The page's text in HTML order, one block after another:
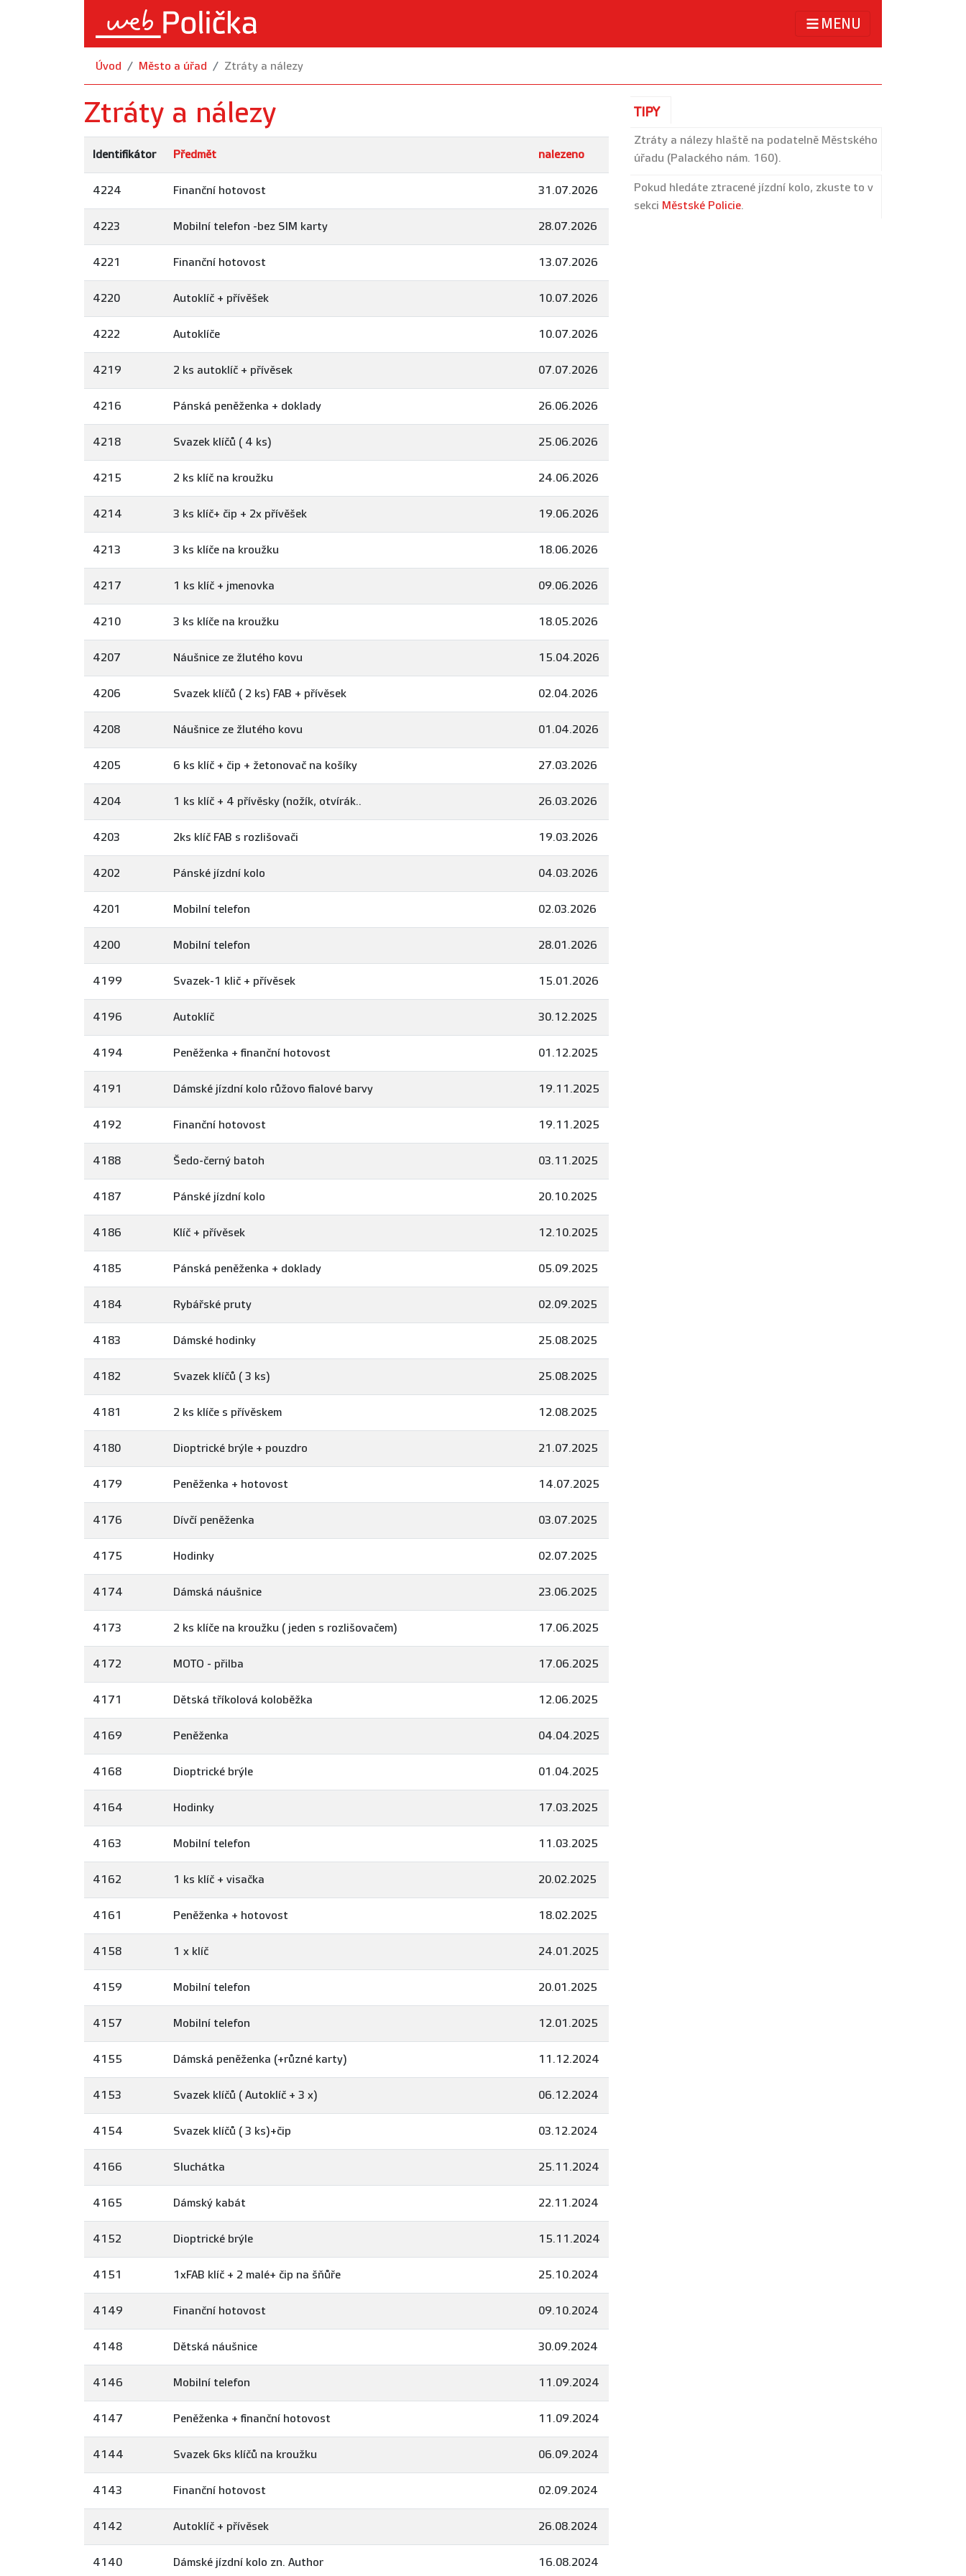
MENU
Úvod Město a úřad Ztráty a nálezy
Ztráty a nálezy
Identifikátor Předmět nalezeno
4224 Finanční hotovost 31.07.2026
4223 Mobilní telefon -bez SIM karty 28.07.2026
4221 Finanční hotovost 13.07.2026
4220 Autoklíč + přívěšek 10.07.2026
4222 Autoklíče 10.07.2026
4219 2 ks autoklíč + přívěsek 07.07.2026
4216 Pánská peněženka + doklady 26.06.2026
4218 Svazek klíčů ( 4 ks) 25.06.2026
4215 2 ks klíč na kroužku 24.06.2026
4214 3 ks klíč+ čip + 2x přívěšek 19.06.2026
4213 3 ks klíče na kroužku 18.06.2026
4217 1 ks klíč + jmenovka 09.06.2026
4210 3 ks klíče na kroužku 18.05.2026
4207 Náušnice ze žlutého kovu 15.04.2026
4206 Svazek klíčů ( 2 ks) FAB + přívěsek 02.04.2026
4208 Náušnice ze žlutého kovu 01.04.2026
4205 6 ks klíč + čip + žetonovač na košíky 27.03.2026
4204 1 ks klíč + 4 přívěsky (nožík, otvírák.. 26.03.2026
4203 2ks klíč FAB s rozlišovači 19.03.2026
4202 Pánské jízdní kolo 04.03.2026
4201 Mobilní telefon 02.03.2026
4200 Mobilní telefon 28.01.2026
4199 Svazek-1 klič + přívěsek 15.01.2026
4196 Autoklíč 30.12.2025
4194 Peněženka + finanční hotovost 01.12.2025
4191 Dámské jízdní kolo růžovo fialové barvy 19.11.2025
4192 Finanční hotovost 19.11.2025
4188 Šedo-černý batoh 03.11.2025
4187 Pánské jízdní kolo 20.10.2025
4186 Klíč + přívěsek 12.10.2025
4185 Pánská peněženka + doklady 05.09.2025
4184 Rybářské pruty 02.09.2025
4183 Dámské hodinky 25.08.2025
4182 Svazek klíčů ( 3 ks) 25.08.2025
4181 2 ks klíče s přívěskem 12.08.2025
4180 Dioptrické brýle + pouzdro 21.07.2025
4179 Peněženka + hotovost 14.07.2025
4176 Dívčí peněženka 03.07.2025
4175 Hodinky 02.07.2025
4174 Dámská náušnice 23.06.2025
4173 2 ks klíče na kroužku ( jeden s rozlišovačem) 17.06.2025
4172 MOTO - přilba 17.06.2025
4171 Dětská tříkolová koloběžka 12.06.2025
4169 Peněženka 04.04.2025
4168 Dioptrické brýle 01.04.2025
4164 Hodinky 17.03.2025
4163 Mobilní telefon 11.03.2025
4162 1 ks klíč + visačka 20.02.2025
4161 Peněženka + hotovost 18.02.2025
4158 1 x klíč 24.01.2025
4159 Mobilní telefon 20.01.2025
4157 Mobilní telefon 12.01.2025
4155 Dámská peněženka (+různé karty) 11.12.2024
4153 Svazek klíčů ( Autoklíč + 3 x) 06.12.2024
4154 Svazek klíčů ( 3 ks)+čip 03.12.2024
4166 Sluchátka 25.11.2024
4165 Dámský kabát 22.11.2024
4152 Dioptrické brýle 15.11.2024
4151 1xFAB klíč + 2 malé+ čip na šňůře 25.10.2024
4149 Finanční hotovost 09.10.2024
4148 Dětská náušnice 30.09.2024
4146 Mobilní telefon 11.09.2024
4147 Peněženka + finanční hotovost 11.09.2024
4144 Svazek 6ks klíčů na kroužku 06.09.2024
4143 Finanční hotovost 02.09.2024
4142 Autoklíč + přívěsek 26.08.2024
4140 Dámské jízdní kolo zn. Author 16.08.2024
TIPY
Ztráty a nálezy hlaště na podatelně Městského
úřadu (Palackého nám. 160).
Pokud hledáte ztracené jízdní kolo, zkuste to v
sekci Městské Policie.